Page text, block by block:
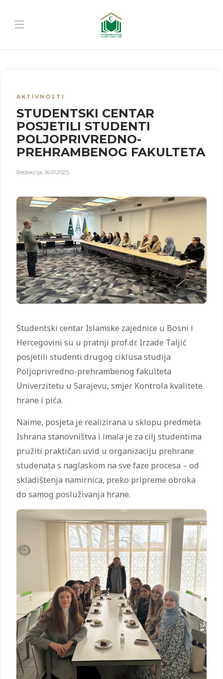
AKTIVNOSTI
STUDENTSKI CENTAR
POSJETILI STUDENTI
POLJOPRIVREDNO-
PREHRAMBENOG FAKULTETA
Redakcija, 16.01.2025.
Studentski centar Islamske zajednice u Bosni i
Hercegovini su u pratnji prof.dr. Irzade Taljić
posjetili studenti drugog ciklusa studija
Poljoprivredno-prehrambenog fakulteta
Univerzitetu u Sarajevu, smjer Kontrola kvalitete
hrane i pića.
Naime, posjeta je realizirana u sklopu predmeta
Ishrana stanovništva i imala je za cilj studentima
pružiti praktičan uvid u organizaciju prehrane
studenata s naglaskom na sve faze procesa – od
skladištenja namirnica, preko pripreme obroka
do samog posluživanja hrane.